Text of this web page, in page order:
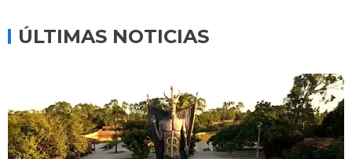
ÚLTIMAS NOTICIAS